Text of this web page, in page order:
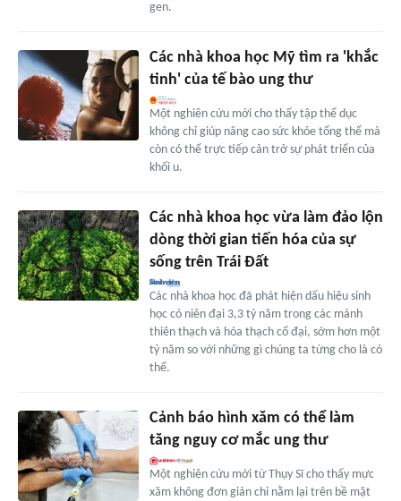
gen.
Các nhà khoa học Mỹ tìm ra 'khắc
tinh' của tế bào ung thư
Một nghiên cứu mới cho thấy tập thể dục
không chỉ giúp nâng cao sức khỏe tổng thể mà
còn có thể trực tiếp cản trở sự phát triển của
khối u.
Các nhà khoa học vừa làm đảo lộn
dòng thời gian tiến hóa của sự
sống trên Trái Đất
Các nhà khoa học đã phát hiện dấu hiệu sinh
học có niên đại 3,3 tỷ năm trong các mảnh
thiên thạch và hóa thạch cổ đại, sớm hơn một
tỷ năm so với những gì chúng ta từng cho là có
thể.
Cảnh báo hình xăm có thể làm
tăng nguy cơ mắc ung thư
Một nghiên cứu mới từ Thụy Sĩ cho thấy mực
xăm không đơn giản chỉ nằm lại trên bề mặt